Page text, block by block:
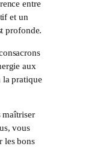
entre
et un
profonde.
aux
la pratique
maîtriser
vous
les bons